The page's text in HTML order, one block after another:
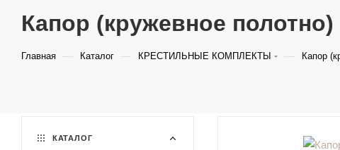
Капор (кружевное
Главная — Каталог — КРЕСТИЛЬНЫЕ КОМПЛЕКТЫ — Капор
КАТАЛОГ